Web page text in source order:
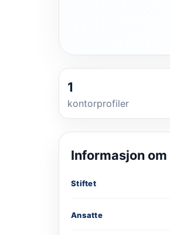
1
kontorprofiler
Informasjon om
Stiftet
Ansatte